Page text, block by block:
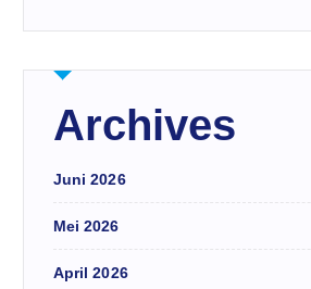
Archives
Juni 2026
Mei 2026
April 2026